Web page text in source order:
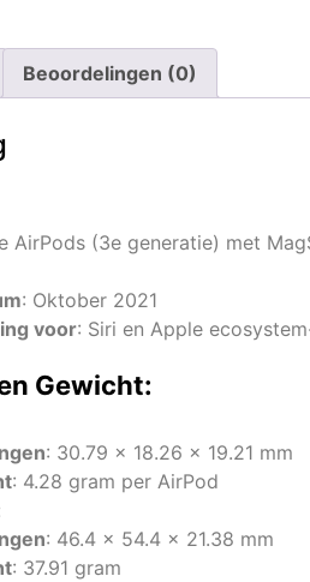
Beoordelingen (0)
AirPods (3e generatie) met
: Oktober 2021
voor: Siri en Apple
Gewicht:
: 30.79 x 18.26 x 19.21 mm
: 4.28 gram per AirPod
: 46.4 x 54.4 x 21.38 mm
: 37.91 gram